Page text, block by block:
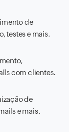
de
testes e mais.
com clientes.
de
e mais.